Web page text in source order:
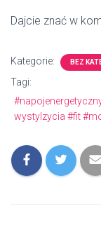
Dajcie znać w
Kategorie: BEZ
Tagi:
wystylzycia #fit